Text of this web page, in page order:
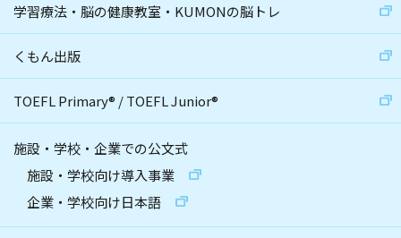
学習療法・脳の健康教室・KUMONの脳トレ
くもん出版
TOEFL Primary® /TOEFL Junior®
施設・学校・企業での公文式
施設・学校向け導入事業
企業・学校向け日本語